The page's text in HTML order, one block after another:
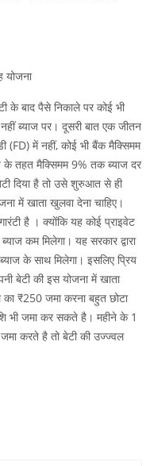
योजना
के बाद पैसे निकाले पर कोई भी
ब्याज पर। दूसरी बात एक जीतन
(FD) में नहीं, कोई भी बैंक मैक्सिमम
तहत मैक्सिमम 9% तक ब्याज दर
दिया है तो उसे शुरुआत से ही
में खाता खुलवा देना चाहिए।
है । क्योंकि यह कोई प्राइवेट
कम मिलेगा। यह सरकार द्वारा
के साथ मिलेगा। इसलिए प्रिय
बेटी की इस योजना में खाता
₹250 जमा करना बहुत छोटा
भी जमा कर सकते है। महीने के 1
करते है तो बेटी की उज्ज्वल